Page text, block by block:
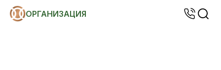
ОРГАНИЗАЦИЯ